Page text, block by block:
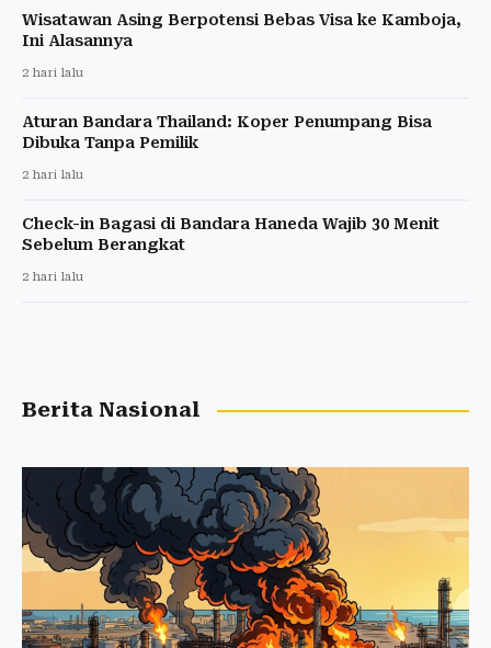
Wisatawan Asing Berpotensi Bebas Visa ke Kamboja,
Ini Alasannya
2 hari lalu
Aturan Bandara Thailand: Koper Penumpang Bisa
Dibuka Tanpa Pemilik
2 hari lalu
Check-in Bagasi di Bandara Haneda Wajib 30 Menit
Sebelum Berangkat
2 hari lalu
Berita Nasional